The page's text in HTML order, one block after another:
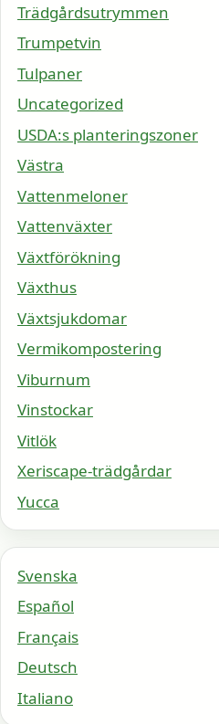
Trädgårdsutrymmen
Trumpetvin
Tulpaner
Uncategorized
USDA:s planteringszoner
Västra
Vattenmeloner
Vattenväxter
Växtförökning
Växthus
Växtsjukdomar
Vermikompostering
Viburnum
Vinstockar
Vitlök
Xeriscape-trädgårdar
Yucca
Svenska
Español
Français
Deutsch
Italiano